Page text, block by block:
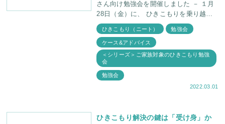
さん向け勉強会を開催しました － １月
28日（金）に、 ひきこもりを乗り越え
るための親御さん向け勉強会を開催しま
した。 ３つの落とし穴
ひきこもり（ニート） 勉強会
ケース&アドバイス
＜シリーズ＞ご家族対象のひきこもり勉強
会
勉強会
2022.03.01
ひきこもり解決の鍵は「受け身」か